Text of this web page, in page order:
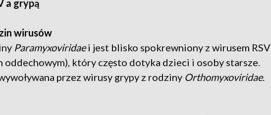
a grypą
wirusów
Paramyxoviridaei jest blisko spokrewniony z wirusem RSV
oddechowym), który często dotyka dzieci i osoby starsze.
przez wirusy grypy z rodziny Orthomyxoviridae.